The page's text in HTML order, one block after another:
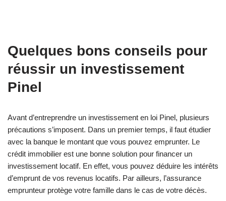
Quelques bons conseils pour
réussir un investissement
Pinel
Avant d’entreprendre un investissement en loi Pinel, plusieurs
précautions s’imposent. Dans un premier temps, il faut étudier
avec la banque le montant que vous pouvez emprunter. Le
crédit immobilier est une bonne solution pour financer un
investissement locatif. En effet, vous pouvez déduire les intérêts
d’emprunt de vos revenus locatifs. Par ailleurs, l’assurance
emprunteur protège votre famille dans le cas de votre décès.